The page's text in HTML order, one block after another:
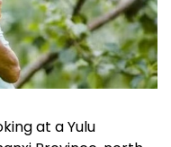
at a Yulu